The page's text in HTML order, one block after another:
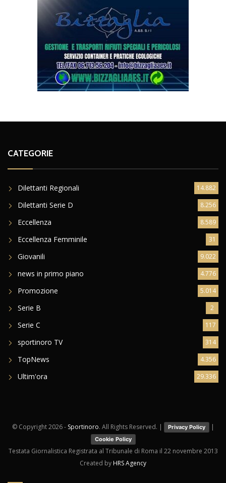
CATEGORIE
Dilettanti Regionali 14.882
Dilettanti Serie D 8.256
Eccellenza 8.589
Eccellenza Femminile 31
Giovanili 9.022
news in primo piano 4.776
Promozione 5.014
Serie B 2
Serie C 117
sportinoro TV 314
TopNews 4.356
Ultim'ora 29.336
© Copyright2026 - Sportinoro. All Rights Reserved. | Privacy Policy |
Cookie Policy
Testata Giornalistica Registrata al Tribunale di Roma il 22 novembre 2013
Created by HRS Agency